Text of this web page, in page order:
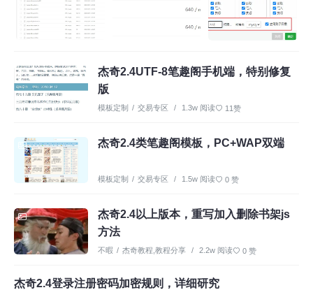
杰奇2.4UTF-8笔趣阁手机端，特别修复
版
模板定制 / 交易专区 / 1.3w 阅读 11赞
杰奇2.4类笔趣阁模板，PC+WAP双端
模板定制 / 交易专区 / 1.5w 阅读 0 赞
杰奇2.4以上版本，重写加入删除书架js
方法
不暇 / 杰奇教程 教程分享 / 2.2w 阅读 0 赞
杰奇2.4登录注册密码加密规则，详细研究